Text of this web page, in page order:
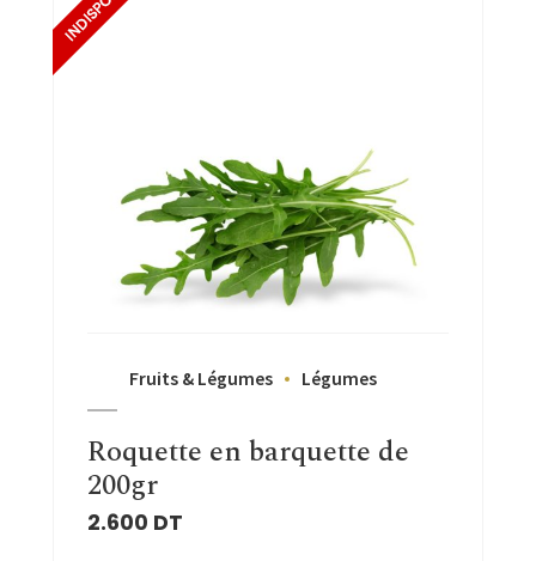
Fruits & Légumes Légumes
Roquette en barquette de
200gr
2.600 DT